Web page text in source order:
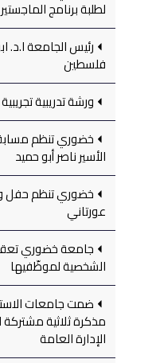
لطلبة برنامج الماجستير
رئيس الجامعة ا.د.
فلسطين
ورشة تدريبية
خضوري تنظم
الأسير ناصر أبو حميد
خضوري تنظم حفل
عورتاني
جامعة خضوري
الشخصية لموظّفيها
ضمت جامعات
مذكرة ثلاثية
الإدارة العامة